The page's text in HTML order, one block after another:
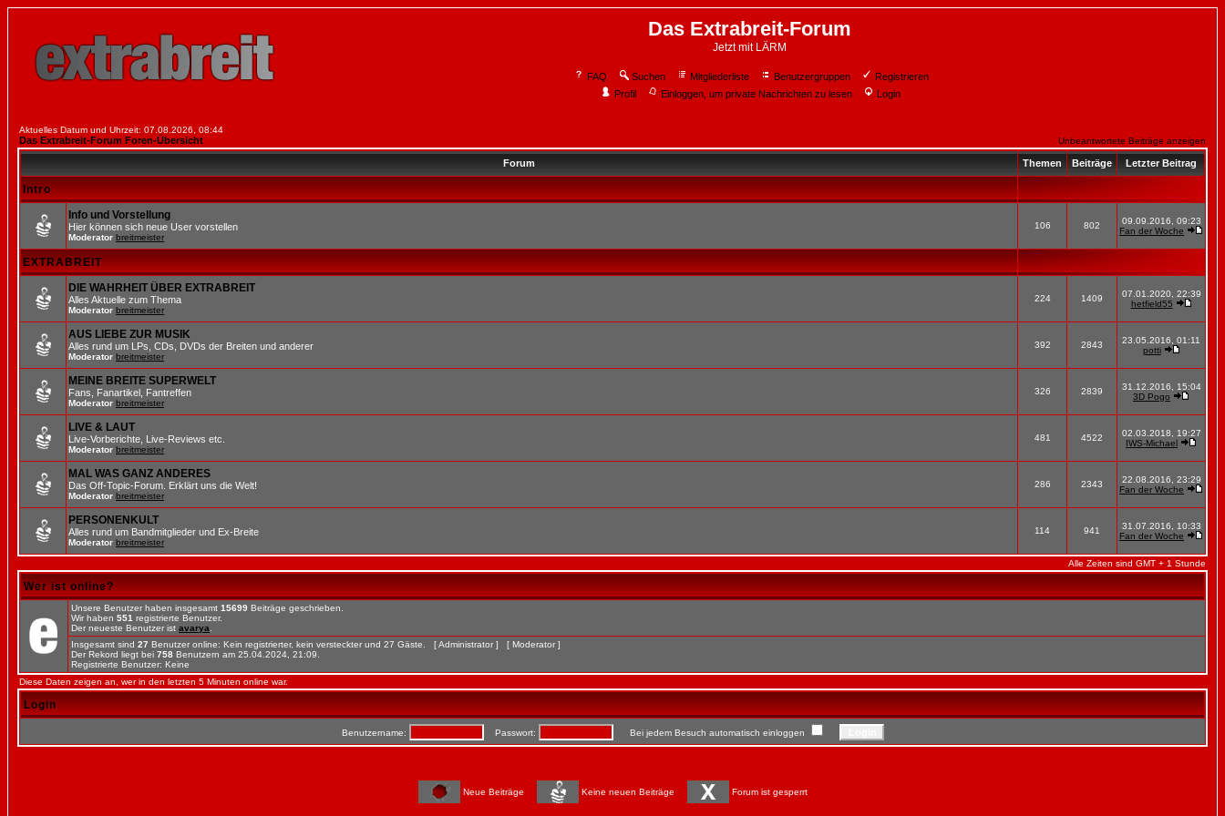
Das Extrabreit-Forum
Jetzt mit LÄRM
FAQ Suchen Mitgliederliste Benutzergruppen
Registrieren
Profil
Einloggen, um private Nachrichten zu lesen Login
Aktuelles Datum und Uhrzeit: 07.08.2026, 08:44
Das Extrabreit-Forum Foren-Übersicht Unbeantwortete Beiträge anzeigen
Forum Themen Beiträge Letzter Beitrag
Intro
Info und Vorstellung
Hier können sich neue User vorstellen
Moderator breitmeister
106 802
09.09.2016, 09:23
Fan der Woche
EXTRABREIT
DIE WAHRHEIT ÜBER EXTRABREIT
Alles Aktuelle zum Thema
Moderator breitmeister
224 1409
07.01.2020, 22:39
hetfield55
AUS LIEBE ZUR MUSIK
Alles rund um LPs, CDs, DVDs der Breiten und anderer
Moderator breitmeister
392 2843
23.05.2016, 01:11
potti
MEINE BREITE SUPERWELT
Fans, Fanartikel, Fantreffen
Moderator breitmeister
326 2839
31.12.2016, 15:04
3D Pogo
LIVE & LAUT
Live-Vorberichte, Live-Reviews etc.
Moderator breitmeister
481 4522
02.03.2018, 19:27
IWS-Michael
MAL WAS GANZ ANDERES
Das Off-Topic-Forum. Erklärt uns die Welt!
Moderator breitmeister
286 2343
22.08.2016, 23:29
Fan der Woche
PERSONENKULT
Alles rund um Bandmitglieder und Ex-Breite
Moderator breitmeister
114 941
31.07.2016, 10:33
Fan der Woche
Alle Zeiten sind GMT + 1 Stunde
Wer ist online?
Unsere Benutzer haben insgesamt 15699 Beiträge geschrieben.
Wir haben 551 registrierte Benutzer.
Der neueste Benutzer ist avarya
Insgesamt sind 27 Benutzer online: Kein registrierter, kein versteckter und 27 Gäste. [Administrator ] [ Moderator ]
Der Rekord liegt bei 758 Benutzern am 25.04.2024, 21:09.
Registrierte Benutzer: Keine
Diese Daten zeigen an, wer in den letzten 5 Minuten online war.
Login
Benutzername: Passwort: Bei jedem Besuch automatisch einloggen
Neue Beiträge Keine neuen Beiträge Forum ist gesperrt